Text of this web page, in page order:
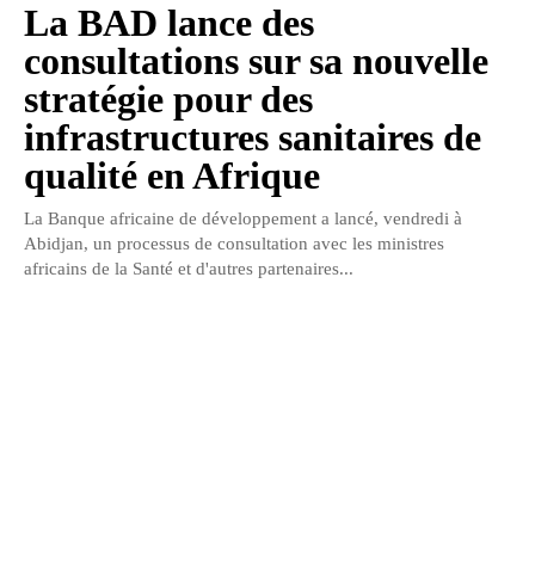
La BAD lance des
consultations sur sa nouvelle
stratégie pour des
infrastructures sanitaires de
qualité en Afrique
La Banque africaine de développement a lancé, vendredi à
Abidjan, un processus de consultation avec les ministres
africains de la Santé et d'autres partenaires...